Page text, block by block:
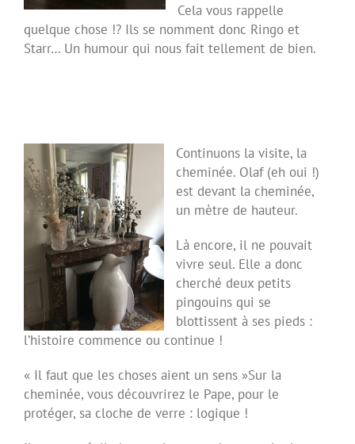
Cela vous rappelle
quelque chose !? Ils se nomment donc Ringo et
Starr… Un humour qui nous fait tellement de bien.
Continuons la visite, la
cheminée. Olaf (eh oui !)
est devant la cheminée,
un mètre de hauteur.
Là encore, il ne pouvait
vivre seul. Elle a donc
cherché deux petits
pingouins qui se
blottissent à ses pieds :
l’histoire commence ou continue !
« Il faut que les choses aient un sens »Sur la
cheminée, vous découvrirez le Pape, pour le
protéger, sa cloche de verre : logique !